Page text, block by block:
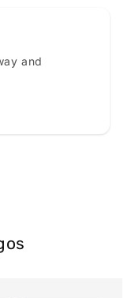
and